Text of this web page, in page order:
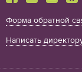
Форма обратной
Написать